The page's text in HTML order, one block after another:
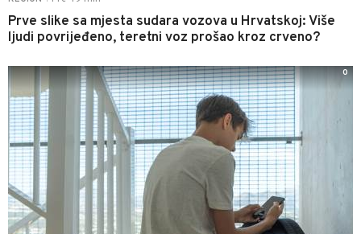
Prve slike sa mjesta sudara vozova u Hrvatskoj: Više
ljudi povrijeđeno, teretni voz prošao kroz crveno?
0